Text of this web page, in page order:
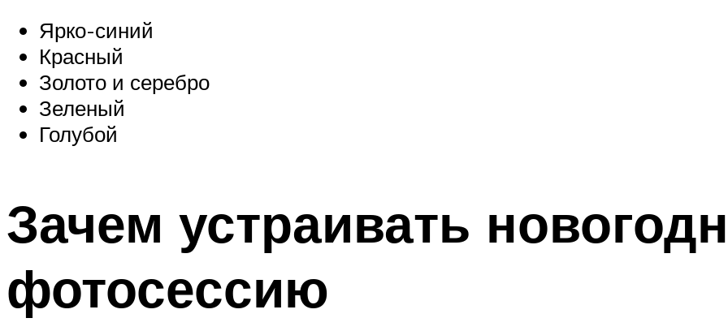
Ярко-синий
Красный
Золото и серебро
Зеленый
Голубой
Зачем устраивать
фотосессию